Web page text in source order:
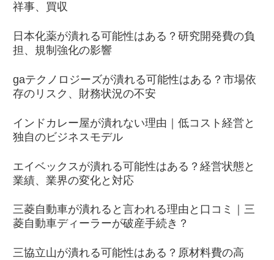
祥事、買収
日本化薬が潰れる可能性はある？研究開発費の負
担、規制強化の影響
gaテクノロジーズが潰れる可能性はある？市場依
存のリスク、財務状況の不安
インドカレー屋が潰れない理由｜低コスト経営と
独自のビジネスモデル
エイベックスが潰れる可能性はある？経営状態と
業績、業界の変化と対応
三菱自動車が潰れると言われる理由と口コミ｜三
菱自動車ディーラーが破産手続き？
三協立山が潰れる可能性はある？原材料費の高